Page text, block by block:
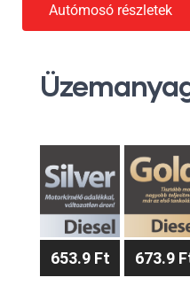
Autómosó részletek